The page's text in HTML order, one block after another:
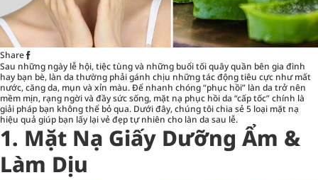
Share
Sau những ngày lễ hội, tiệc tùng và những buổi tối quây quần bên gia đình
hay bạn bè, làn da thường phải gánh chịu những tác động tiêu cực như mất
nước, căng da, mụn và xỉn màu. Để nhanh chóng “phục hồi” làn da trở nên
mềm mịn, rạng ngời và đầy sức sống, mặt nạ phục hồi da “cấp tốc” chính là
giải pháp bạn không thể bỏ qua. Dưới đây, chúng tôi chia sẻ 5 loại mặt nạ
hiệu quả giúp bạn lấy lại vẻ đẹp tự nhiên cho làn da sau lễ.
1. Mặt Nạ Giấy Dưỡng Ẩm &
Làm Dịu